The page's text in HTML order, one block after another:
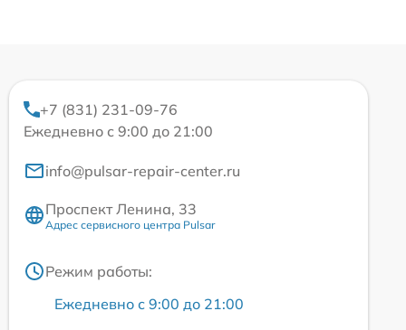
+7 (831) 231-09-76
Ежедневно с 9:00 до 21:00
info@pulsar-repair-center.ru
Проспект Ленина, 33
Адрес сервисного центра Pulsar
Режим работы:
Ежедневно с 9:00 до 21:00